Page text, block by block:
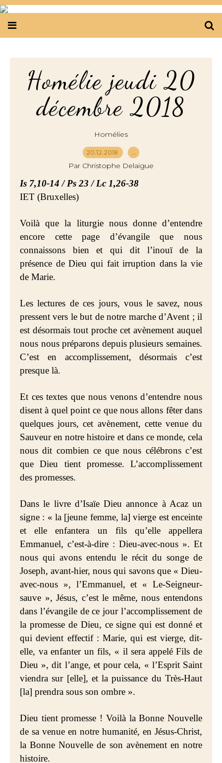
Homélie jeudi 20
décembre 2018
Homélies
20.12.2018 …
Par Christophe Delaigue
Is 7,10-14 / Ps 23 / Lc 1,26-38
IET (Bruxelles)
Voilà que la liturgie nous donne d’entendre
encore cette page d’évangile que nous
connaissons bien et qui dit l’inouï de la
présence de Dieu qui fait irruption dans la vie
de Marie.
Les lectures de ces jours, vous le savez, nous
pressent vers le but de notre marche d’Avent ; il
est désormais tout proche cet avènement auquel
nous nous préparons depuis plusieurs semaines.
C’est en accomplissement, désormais c’est
presque là.
Et ces textes que nous venons d’entendre nous
disent à quel point ce que nous allons fêter dans
quelques jours, cet avènement, cette venue du
Sauveur en notre histoire et dans ce monde, cela
nous dit combien ce que nous célébrons c’est
que Dieu tient promesse. L’accomplissement
des promesses.
Dans le livre d’Isaïe Dieu annonce à Acaz un
signe : « la [jeune femme, la] vierge est enceinte
et elle enfantera un fils qu’elle appellera
Emmanuel, c’est-à-dire : Dieu-avec-nous ». Et
nous qui avons entendu le récit du songe de
Joseph, avant-hier, nous qui savons que « Dieu-
avec-nous », l’Emmanuel, et « Le-Seigneur-
sauve », Jésus, c’est le même, nous entendons
dans l’évangile de ce jour l’accomplissement de
la promesse de Dieu, ce signe qui est donné et
qui devient effectif : Marie, qui est vierge, dit-
elle, va enfanter un fils, « il sera appelé Fils de
Dieu », dit l’ange, et pour cela, « l’Esprit Saint
viendra sur [elle], et la puissance du Très-Haut
[la] prendra sous son ombre ».
Dieu tient promesse ! Voilà la Bonne Nouvelle
de sa venue en notre humanité, en Jésus-Christ,
la Bonne Nouvelle de son avènement en notre
histoire.